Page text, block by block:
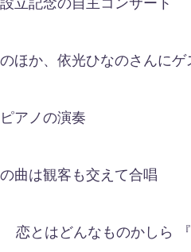
設立記念の自主コンサート
のほか、依光ひなのさんに
ピアノの演奏
の曲は観客も交えて合唱
恋とはどんなものかしら